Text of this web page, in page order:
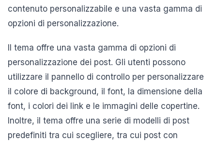
contenuto personalizzabile e una vasta gamma di
opzioni di personalizzazione.
Il tema offre una vasta gamma di opzioni di
personalizzazione dei post. Gli utenti possono
utilizzare il pannello di controllo per personalizzare
il colore di background, il font, la dimensione della
font, i colori dei link e le immagini delle copertine.
Inoltre, il tema offre una serie di modelli di post
predefiniti tra cui scegliere, tra cui post con